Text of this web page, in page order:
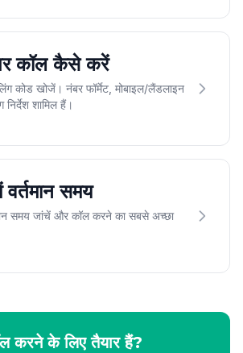
कॉल कैसे करें
कोड खोजें। नंबर फॉर्मेट, मोबाइल/लैंडलाइन
शामिल हैं।
वर्तमान समय
समय जांचें और कॉल करने का सबसे अच्छा
करने के लिए तैयार हैं?